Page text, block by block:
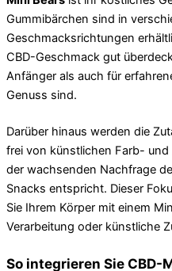
Gummibärchen sind in
Geschmacksrichtungen
CBD-Geschmack gut
Anfänger als auch für
Genuss sind.
Darüber hinaus werden die
frei von künstlichen Farb-
der wachsenden Nachfrage
Snacks entspricht. Dieser
Sie Ihrem Körper mit einem
Verarbeitung oder künstliche
So integrieren Sie